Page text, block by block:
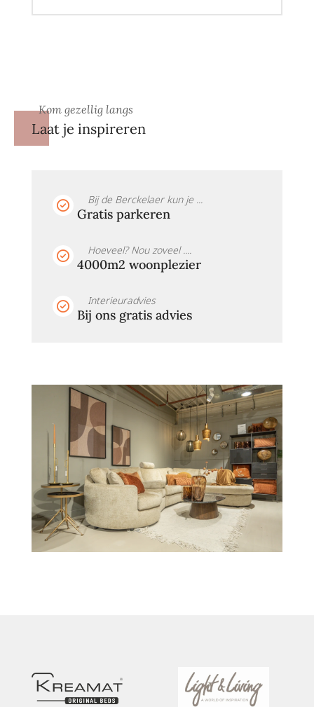
Kom gezellig langs
Laat je inspireren
Bij de Berckelaer kun je ...
Gratis parkeren
Hoeveel? Nou zoveel ....
4000m2 woonplezier
Interieuradvies
Bij ons gratis advies